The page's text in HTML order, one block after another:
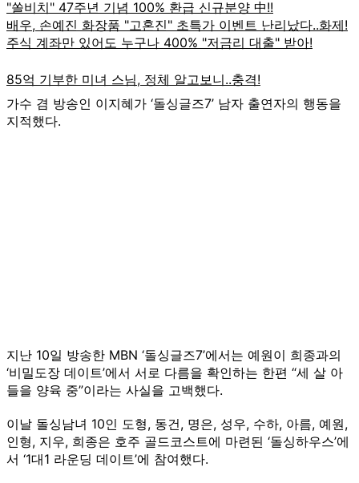
가수 겸 방송인 이지혜가 ‘돌싱글즈7’ 남자 출연자의 행동을
지적했다.
지난 10일 방송한 MBN ‘돌싱글즈7’에서는 예원이 희종과의
‘비밀도장 데이트’에서 서로 다름을 확인하는 한편 “세 살 아
들을 양육 중”이라는 사실을 고백했다.
이날 돌싱남녀 10인 도형, 동건, 명은, 성우, 수하, 아름, 예원,
인형, 지우, 희종은 호주 골드코스트에 마련된 ‘돌싱하우스’에
서 ‘1대1 라운딩 데이트’에 참여했다.